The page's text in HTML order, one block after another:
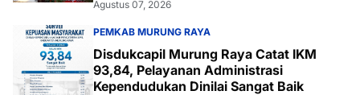
Agustus 07, 2026
PEMKAB MURUNG RAYA
Disdukcapil Murung Raya Catat IKM
93,84, Pelayanan Administrasi
Kependudukan Dinilai Sangat Baik